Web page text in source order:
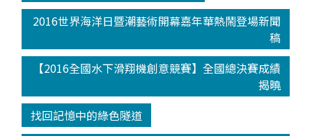
2016世界海洋日暨潮藝術開幕嘉年華熱鬧登場新聞
稿
【2016全國水下滑翔機創意競賽】全國總決賽成績
揭曉
找回記憶中的綠色隧道